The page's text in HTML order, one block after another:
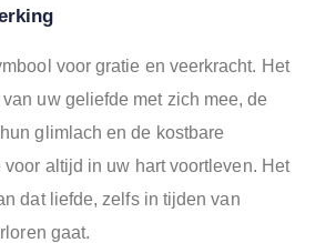
voor gratie en veerkracht. Het
uw geliefde met zich mee, de
glimlach en de kostbare
altijd in uw hart voortleven. Het
dat liefde, zelfs in tijden van
gaat.